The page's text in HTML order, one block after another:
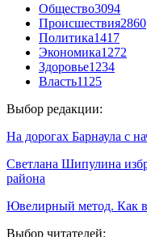
Общество3094
Происшествия2860
Политика1417
Экономика1272
Здоровье1234
Власть1125
Выбор редакции:
На дорогах Барнаула с
Светлана Шипулина
района
Ювелирный метод. Как
Выбор читателей: